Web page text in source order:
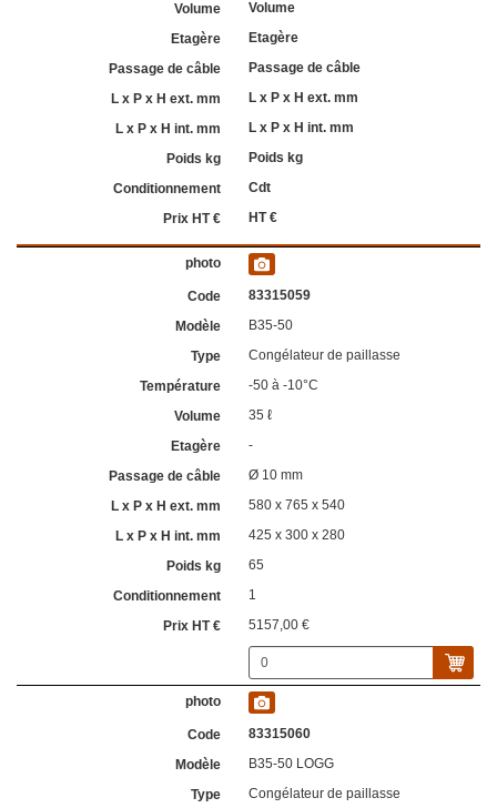
Volume
Etagère
Passage de câble
L x P x H ext. mm
L x P x H int. mm
Poids kg
Cdt
HT €
83315059
B35-50
Congélateur de paillasse
-50 à -10°C
35 ℓ
-
Ø 10 mm
580 x 765 x 540
425 x 300 x 280
65
1
5157,00 €
83315060
B35-50 LOGG
Congélateur de paillasse